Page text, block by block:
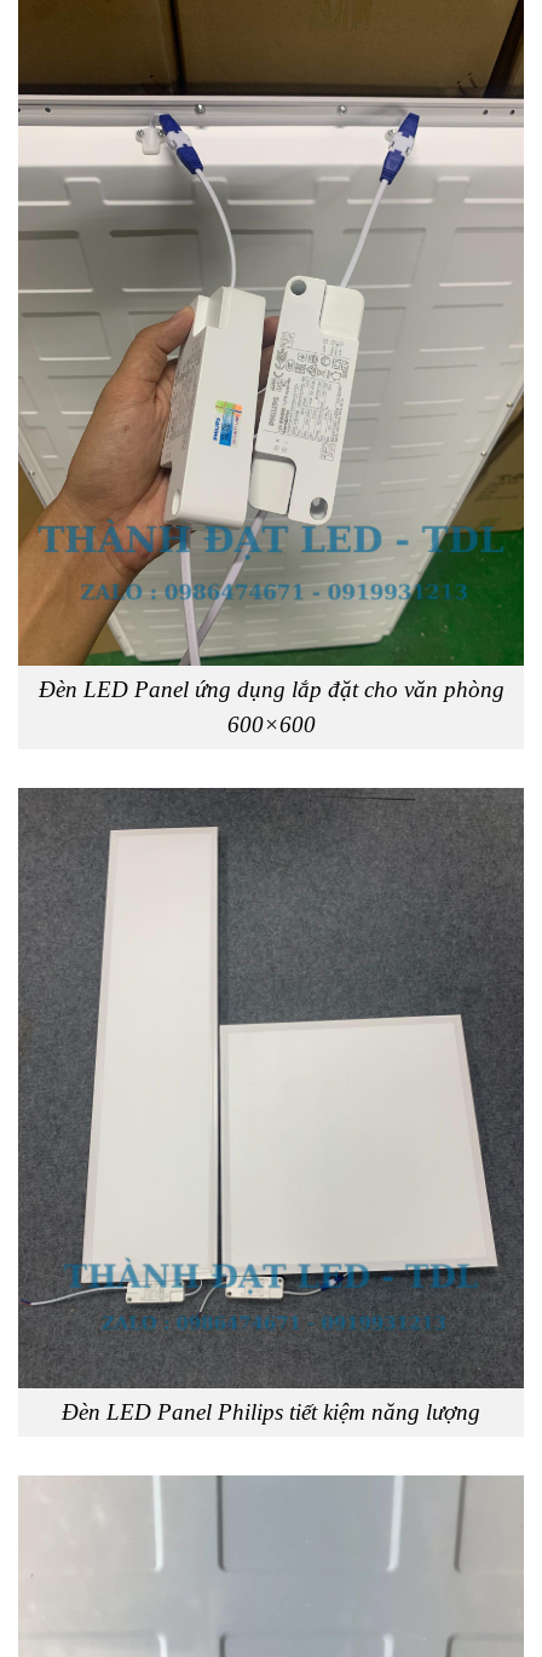
Đèn LED Panel ứng dụng lắp đặt cho văn phòng
600×600
Đèn LED Panel Philips tiết kiệm năng lượng